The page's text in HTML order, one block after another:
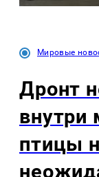
Мировые
Дронт
внутри
птицы